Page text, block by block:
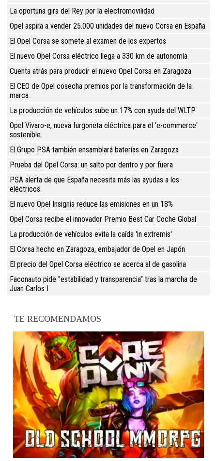
La oportuna gira del Rey por la electromovilidad
Opel aspira a vender 25.000 unidades del nuevo Corsa en España
El Opel Corsa se somete al examen de los expertos
El nuevo Opel Corsa eléctrico llega a 330 km de autonomía
Cuenta atrás para producir el nuevo Opel Corsa en Zaragoza
El CEO de Opel cosecha premios por la transformación de la
marca
La producción de vehículos sube un 17% con ayuda del WLTP
Opel Vivaro-e, nueva furgoneta eléctrica para el 'e-commerce'
sostenible
El Grupo PSA también ensamblará baterías en Zaragoza
Prueba del Opel Corsa: un salto por dentro y por fuera
PSA alerta de que España necesita más las ayudas a los
eléctricos
El nuevo Opel Insignia reduce las emisiones en un 18%
Opel Corsa recibe el innovador Premio Best Car Coche Global
La producción de vehículos evita la caída 'in extremis'
El Corsa hecho en Zaragoza, embajador de Opel en Japón
El precio del Opel Corsa eléctrico se acerca al de gasolina
Faconauto pide "estabilidad y transparencia" tras la marcha de
Juan Carlos I
TE RECOMENDAMOS